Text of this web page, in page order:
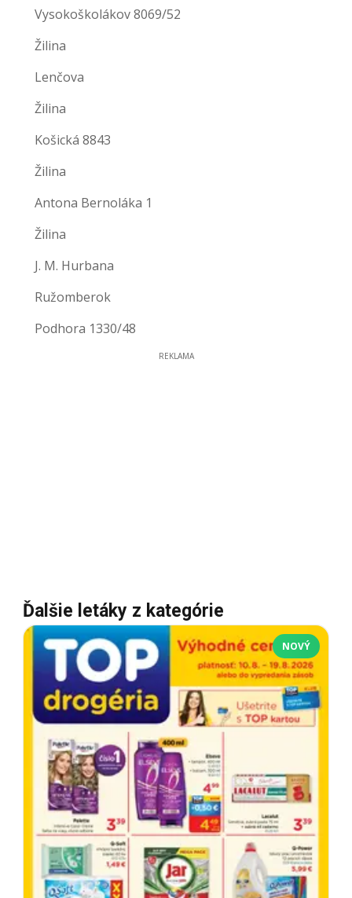
Vysokoškolákov 8069/52
Žilina
Lenčova
Žilina
Košická 8843
Žilina
Antona Bernoláka 1
Žilina
J. M. Hurbana
Ružomberok
Podhora 1330/48
REKLAMA
Ďalšie letáky z kategórie
NOVÝ